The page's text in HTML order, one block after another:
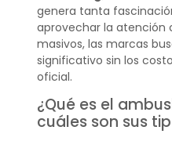
genera tanta
aprovechar la atención
masivos, las marcas
significativo sin los
oficial.
¿Qué es el
cuáles son sus